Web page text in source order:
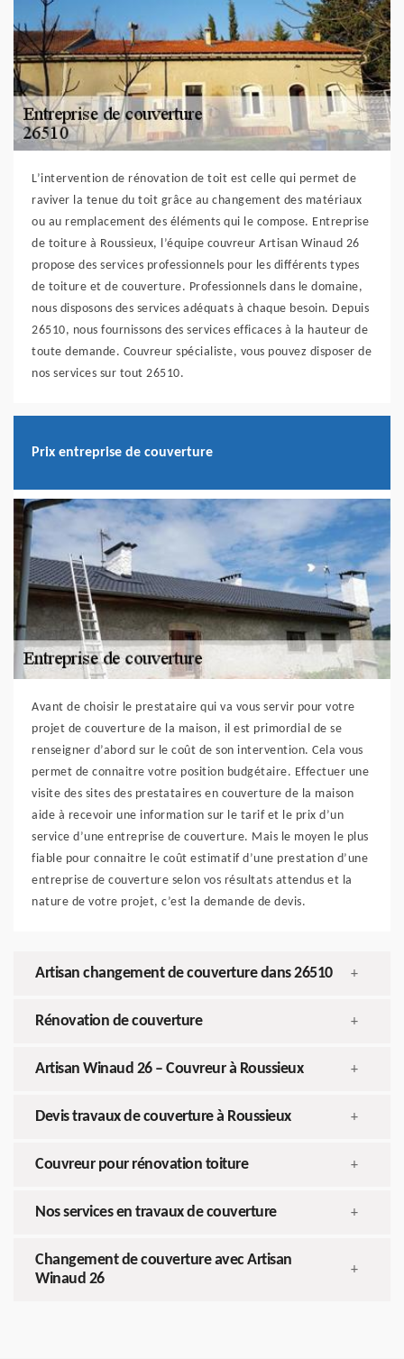
L’intervention de rénovation de toit est celle qui permet de
raviver la tenue du toit grâce au changement des matériaux
ou au remplacement des éléments qui le compose. Entreprise
de toiture à Roussieux, l’équipe couvreur Artisan Winaud 26
propose des services professionnels pour les différents types
de toiture et de couverture. Professionnels dans le domaine,
nous disposons des services adéquats à chaque besoin. Depuis
26510, nous fournissons des services efficaces à la hauteur de
toute demande. Couvreur spécialiste, vous pouvez disposer de
nos services sur tout 26510.
Prix entreprise de couverture
Avant de choisir le prestataire qui va vous servir pour votre
projet de couverture de la maison, il est primordial de se
renseigner d’abord sur le coût de son intervention. Cela vous
permet de connaitre votre position budgétaire. Effectuer une
visite des sites des prestataires en couverture de la maison
aide à recevoir une information sur le tarif et le prix d’un
service d’une entreprise de couverture. Mais le moyen le plus
fiable pour connaitre le coût estimatif d’une prestation d’une
entreprise de couverture selon vos résultats attendus et la
nature de votre projet, c’est la demande de devis.
Artisan changement de couverture dans 26510 +
Rénovation de couverture +
Artisan Winaud 26 – Couvreur à Roussieux +
Devis travaux de couverture à Roussieux +
Couvreur pour rénovation toiture +
Nos services en travaux de couverture +
Changement de couverture avec Artisan
Winaud 26
+